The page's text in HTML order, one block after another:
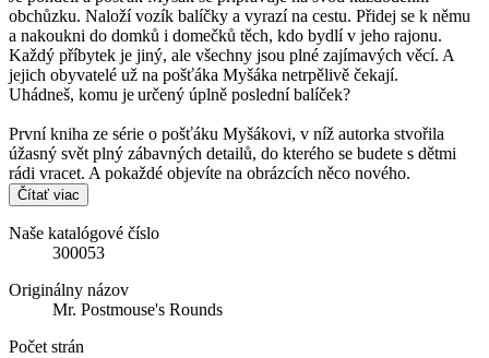
obchůzku. Naloží vozík balíčky a vyrazí na cestu. Přidej se k němu
a nakoukni do domků i domečků těch, kdo bydlí v jeho rajonu.
Každý příbytek je jiný, ale všechny jsou plné zajímavých věcí. A
jejich obyvatelé už na pošťáka Myšáka netrpělivě čekají.
Uhádneš, komu je určený úplně poslední balíček?
První kniha ze série o pošťáku Myšákovi, v níž autorka stvořila
úžasný svět plný zábavných detailů, do kterého se budete s dětmi
rádi vracet. A pokaždé objevíte na obrázcích něco nového.
Čítať viac
Naše katalógové číslo
300053
Originálny názov
Mr. Postmouse's Rounds
Počet strán